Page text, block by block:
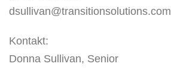
dsullivan@transitionsolutions.com
Kontakt:
Donna Sullivan, Senior